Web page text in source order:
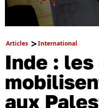
Articles International
Inde :
aux